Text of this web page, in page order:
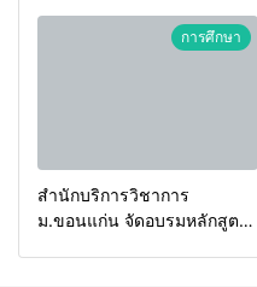
2026 เชื่อม 4 งานใหญ่ สร้าง
โอกาสธุรกิจครบวงจร ด้วย
การศึกษา
สำนักบริการวิชาการ
ม.ขอนแก่น จัดอบรมหลักสูตร